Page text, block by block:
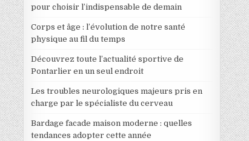
pour choisir l’indispensable de demain
Corps et âge : l’évolution de notre santé
physique au fil du temps
Découvrez toute l’actualité sportive de
Pontarlier en un seul endroit
Les troubles neurologiques majeurs pris en
charge par le spécialiste du cerveau
Bardage facade maison moderne : quelles
tendances adopter cette année